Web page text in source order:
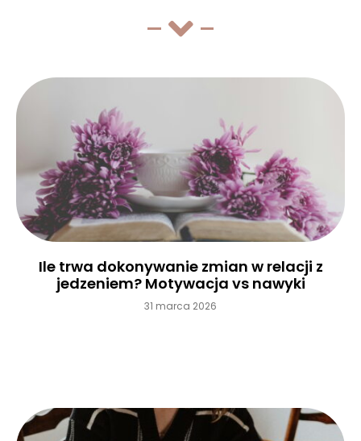
Ile trwa dokonywanie zmian w relacji z
jedzeniem? Motywacja vs nawyki
31 marca 2026